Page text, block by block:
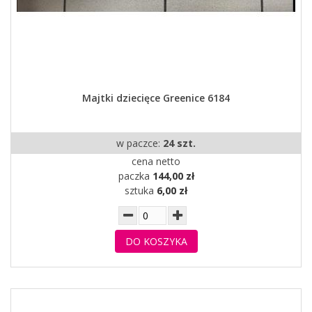
Majtki dziecięce Greenice 6184
w paczce: 24 szt.
cena netto
paczka 144,00 zł
sztuka 6,00 zł
DO KOSZYKA